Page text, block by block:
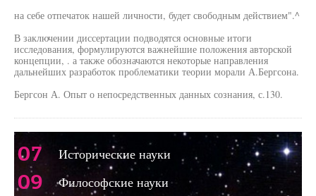
на себе отпечаток нашей личности, будет свободным действием".^
В заключении диссертации подводятся основные итоги
исследования, формулируются важнейшие положения авторской
концепции, . а также обозначаются некоторые направления
дальнейших разработок проблематики теории морали А.Бергсона.
Бергсон А. Опыт о непосредственных данных сознания, с.130.
07 Исторические науки
09 Философские науки